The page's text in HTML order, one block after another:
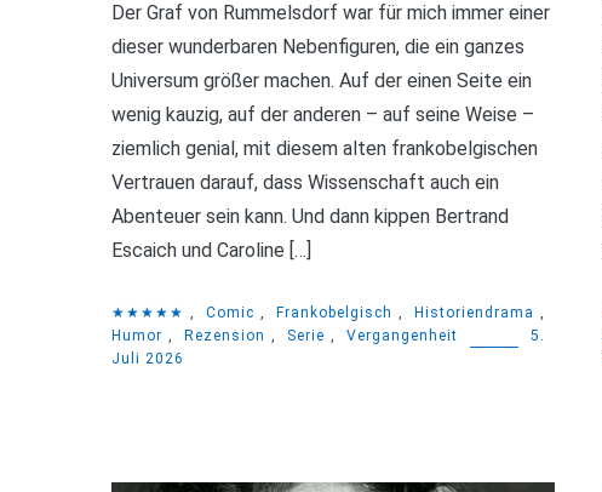
Der Graf von Rummelsdorf war für mich immer einer
dieser wunderbaren Nebenfiguren, die ein ganzes
Universum größer machen. Auf der einen Seite ein
wenig kauzig, auf der anderen – auf seine Weise –
ziemlich genial, mit diesem alten frankobelgischen
Vertrauen darauf, dass Wissenschaft auch ein
Abenteuer sein kann. Und dann kippen Bertrand
Escaich und Caroline […]
★★★★★ , Comic , Frankobelgisch , Historiendrama ,
Humor , Rezension , Serie , Vergangenheit
5.
Juli 2026